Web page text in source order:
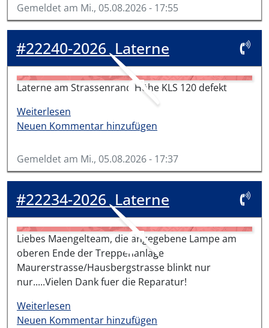
Gemeldet am Mi., 05.08.2026 - 17:55
#22240-2026Laterne
Laterne am Strassenrand Höhe KLS 120 defekt
Weiterlesen
Neuen Kommentar hinzufügen
Gemeldet am Mi., 05.08.2026 - 17:37
#22234-2026Laterne
Liebes Maengelteam, die angegebene Lampe am
oberen Ende der Treppenanlage
Maurerstrasse/Hausbergstrasse blinkt nur
nur.....Vielen Dank fuer die Reparatur!
Weiterlesen
Neuen Kommentar hinzufügen